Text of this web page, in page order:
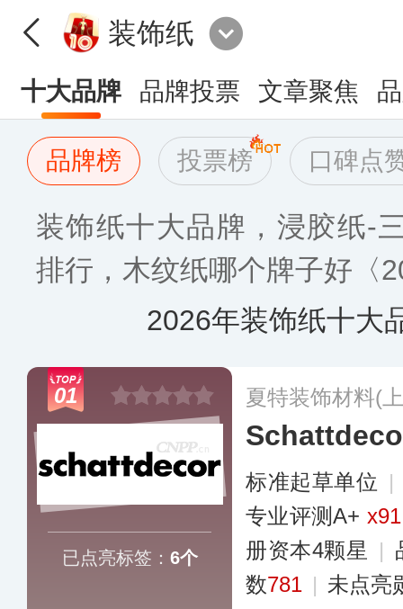
装饰纸
十大品牌 品牌投票 文章聚焦
品牌榜 投票榜 口碑点
装饰纸十大品牌，浸胶纸-
排行，木纹纸哪个牌子好〈
2026年装饰纸十大
01
已点亮标签： 6个
夏特装饰材料(
标准起草单位 |
专业评测A+ x91
册资本4颗星
|
数781 | 未点亮